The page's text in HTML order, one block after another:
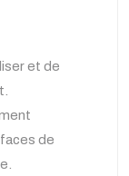
et de
de